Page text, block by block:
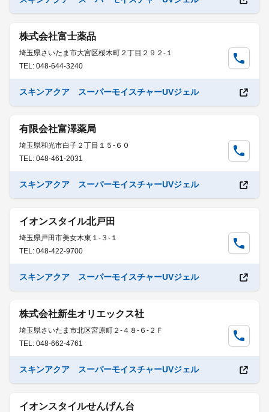
株式会社富士薬品
埼玉県さいたま市大宮区桜木町２丁目２９２-１
TEL: 048-644-3240
スキンアクア スーパーモイスチャーUVジェル
有限会社富澤薬局
埼玉県和光市白子２丁目１５-６０
TEL: 048-461-2031
スキンアクア スーパーモイスチャーUVジェル
イオンスタイル北戸田
埼玉県戸田市美女木東１-３-１
TEL: 048-422-9700
スキンアクア スーパーモイスチャーUVジェル
株式会社新生オリエックス社
埼玉県さいたま市北区宮原町２-４８-６-２Ｆ
TEL: 048-662-4761
スキンアクア スーパーモイスチャーUVジェル
イオンスタイルせんげん台